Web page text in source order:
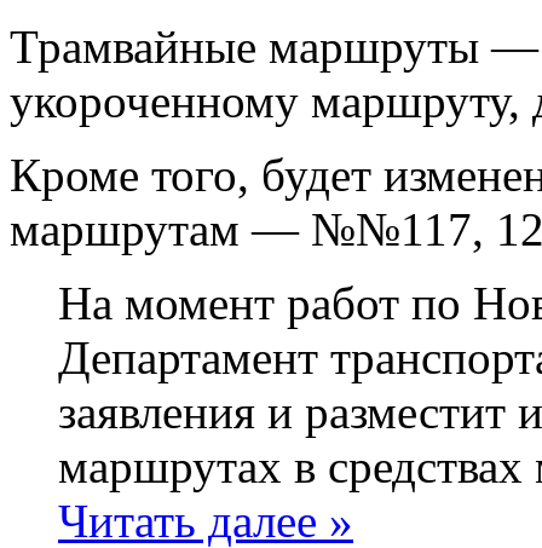
Трамвайные маршруты
укороченному
Кроме того, будет
маршрутам — №№117,
На момент работ по
Департамент
заявления и
маршрутах в
Читать далее »